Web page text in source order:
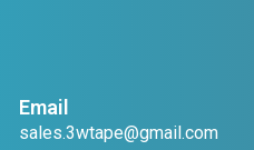
Email
sales.3wtape@gmail.com